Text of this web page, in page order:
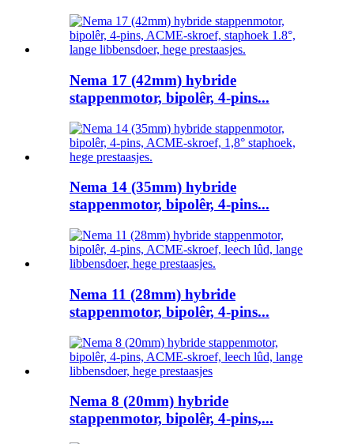
Nema 17 (42mm) hybride
stappenmotor, bipolêr, 4-pins...
Nema 14 (35mm) hybride
stappenmotor, bipolêr, 4-pins...
Nema 11 (28mm) hybride
stappenmotor, bipolêr, 4-pins...
Nema 8 (20mm) hybride
stappenmotor, bipolêr, 4-pins,...